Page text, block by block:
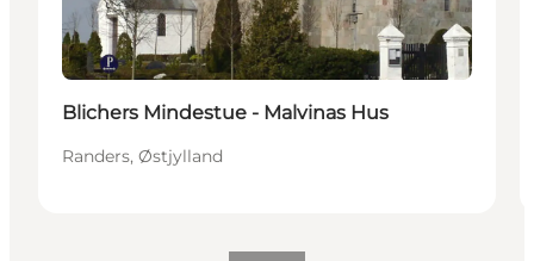
Blichers Mindestue - Malvinas Hus
Randers, Østjylland